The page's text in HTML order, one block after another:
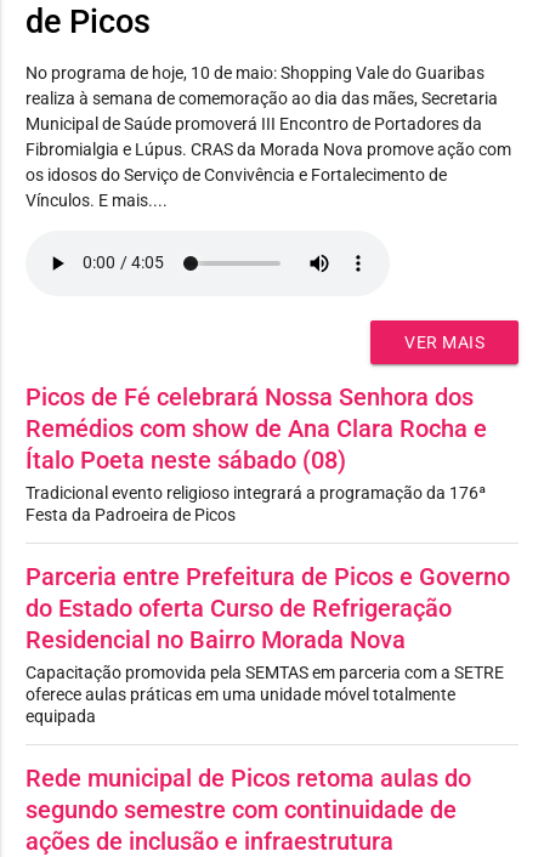
de Picos
No programa de hoje, 10 de maio: Shopping Vale do Guaribas
realiza à semana de comemoração ao dia das mães, Secretaria
Municipal de Saúde promoverá III Encontro de Portadores da
Fibromialgia e Lúpus. CRAS da Morada Nova promove ação com
os idosos do Serviço de Convivência e Fortalecimento de
Vínculos. E mais....
VER MAIS
Picos de Fé celebrará Nossa Senhora dos
Remédios com show de Ana Clara Rocha e
Ítalo Poeta neste sábado (08)
Tradicional evento religioso integrará a programação da 176ª
Festa da Padroeira de Picos
Parceria entre Prefeitura de Picos e Governo
do Estado oferta Curso de Refrigeração
Residencial no Bairro Morada Nova
Capacitação promovida pela SEMTAS em parceria com a SETRE
oferece aulas práticas em uma unidade móvel totalmente
equipada
Rede municipal de Picos retoma aulas do
segundo semestre com continuidade de
ações de inclusão e infraestrutura